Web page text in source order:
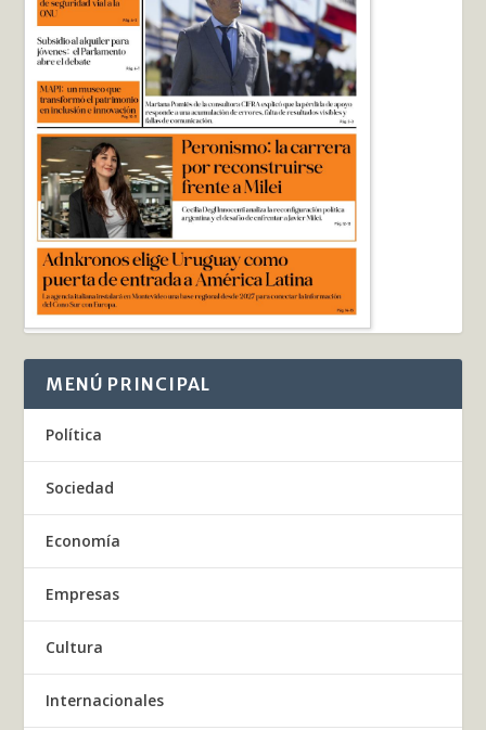
MENÚ PRINCIPAL
Política
Sociedad
Economía
Empresas
Cultura
Internacionales